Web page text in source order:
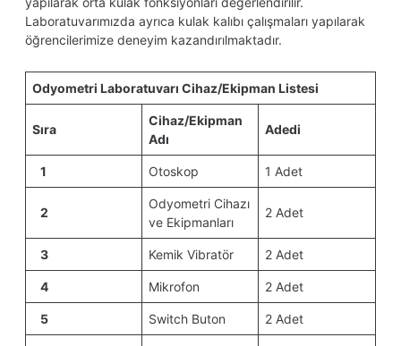
Laboratuvarımızda ayrıca kulak kalıbı çalışmaları yapılarak
öğrencilerimize deneyim kazandırılmaktadır.
Odyometri Laboratuvarı Cihaz/Ekipman Listesi
Sıra
Cihaz/Ekipman
Adı
Adedi
1 Otoskop 1 Adet
2
Odyometri Cihazı
ve Ekipmanları
2 Adet
3 Kemik Vibratör 2 Adet
4 Mikrofon 2 Adet
5 Switch Buton 2 Adet